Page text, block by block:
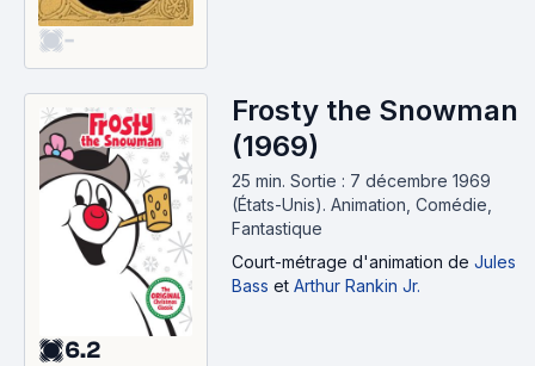
-
6.2
Frosty the Snowman
(1969)
25 min. Sortie : 7 décembre 1969
(États-Unis). Animation, Comédie,
Fantastique
Court-métrage d'animation de Jules
Bass et Arthur Rankin Jr.